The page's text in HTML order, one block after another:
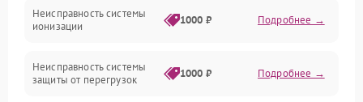
Сеть
Неисправность системы
ионизации
1000 ₽ Подробнее →
Неисправность системы
защиты от перегрузок
1000 ₽ Подробнее →